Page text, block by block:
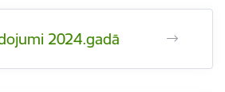
2024.gadā